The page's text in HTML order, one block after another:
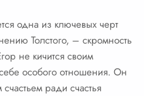
одна из ключевых черт
Толстого, – скромность
не кичится своим
особого отношения. Он
счастьем ради счастья